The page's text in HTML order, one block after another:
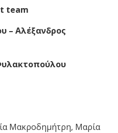
team
– Αλέξανδρος
Μακροδημήτρη, Μαρία